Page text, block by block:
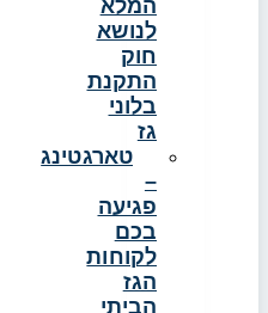
המלא
לנושא
חוק
התקנת
בלוני
גז
טארגטינג
–
פגיעה
בכם
לקוחות
הגז
הביתי